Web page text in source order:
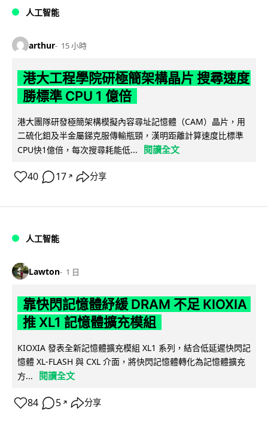
人工智能
arthur 15 小時
港大工程學院研極簡架構晶片 搜尋速度
勝標準 CPU 1 億倍
港大團隊研發極簡架構模擬內容尋址記憶體（CAM）晶片，用
二硫化鉬及半金屬銻克服傳輸瓶頸，漢明距離計算速度比標準
CPU快1億倍，每次搜尋耗能低...
閱讀全文
40 17 ↗ 分享
人工智能
Lawton 1 日
靠快閃記憶體紓緩 DRAM 不足 KIOXIA
推 XL1 記憶體擴充模組
KIOXIA 發表全新記憶體擴充模組 XL1 系列，結合低延遲快閃記
憶體 XL-FLASH 與 CXL 介面，將快閃記憶體轉化為記憶體擴充
方...
閱讀全文
84 5 ↗ 分享